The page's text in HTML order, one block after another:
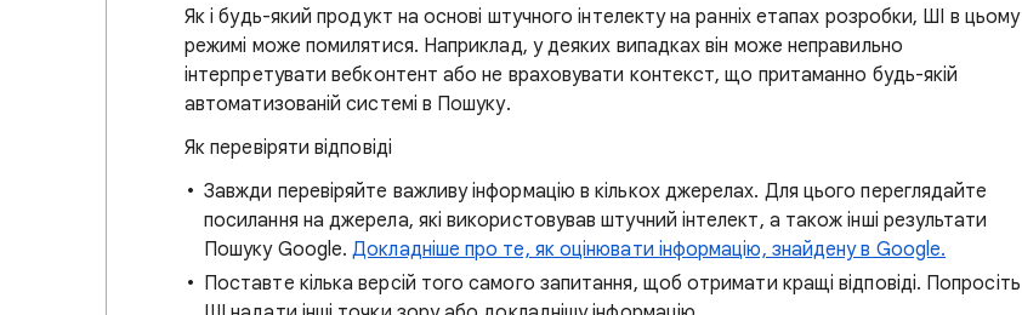
Як і будь-який продукт на основі штучного інтелекту на ранніх етапах розробки, ШІ в цьому
режимі може помилятися. Наприклад, у деяких випадках він може неправильно
інтерпретувати вебконтент або не враховувати контекст, що притаманно будь-якій
автоматизованій системі в Пошуку.
Як перевіряти відповіді
Завжди перевіряйте важливу інформацію в кількох джерелах. Для цього переглядайте
посилання на джерела, які використовував штучний інтелект, а також інші результати
Пошуку Google.Докладніше про те, як оцінювати інформацію, знайдену в Google.
Поставте кілька версій того самого запитання, щоб отримати кращі відповіді. Попросіть